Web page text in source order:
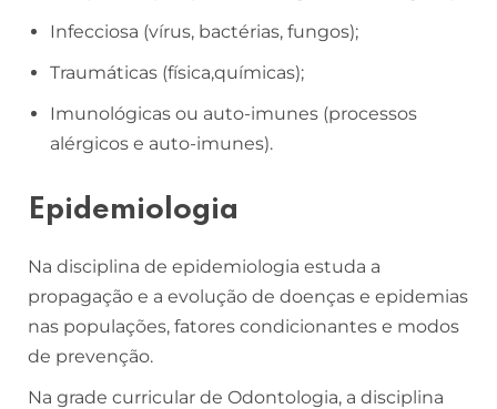
Infecciosa (vírus, bactérias, fungos);
Traumáticas (física,químicas);
Imunológicas ou auto-imunes (processos
alérgicos e auto-imunes).
Epidemiologia
Na disciplina de epidemiologia estuda a
propagação e a evolução de doenças e epidemias
nas populações, fatores condicionantes e modos
de prevenção.
Na grade curricular de Odontologia, a disciplina